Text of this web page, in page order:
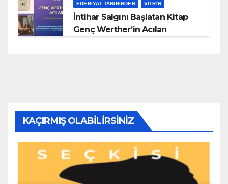
EDEBIYAT TARIHINDEN VITRIN
İntihar Salgını Başlatan Kitap
Genç Werther’in Acıları
KAÇIRMIŞ OLABILIRSINIZ